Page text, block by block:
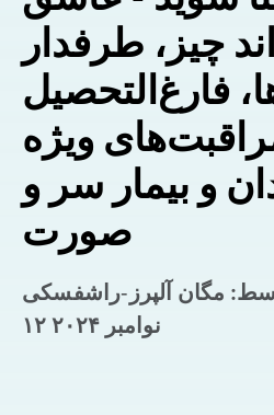
چیز، طرفدار
فارغ‌التحصیل
ویژه
و بیمار سر و
صورت
مگان آلپرز-راشفسکی
۱۲ نوامبر ۲۰۲۴